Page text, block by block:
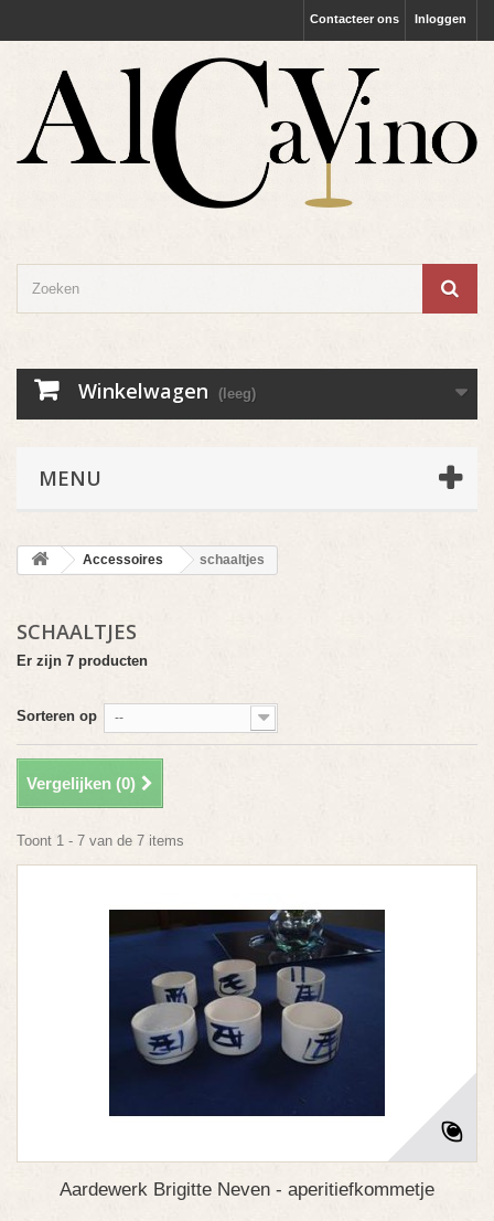
Inloggen
Contacteer ons
Winkelwagen (leeg)
MENU
Accessoires schaaltjes
SCHAALTJES
Er zijn 7 producten
Sorteren op --
Vergelijken (0)
Toont 1 - 7 van de 7 items
Aardewerk Brigitte Neven - aperitiefkommetje